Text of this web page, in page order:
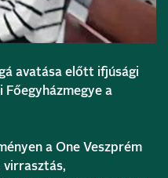
avatása előtt ifjúsági
a
a One Veszprém
virrasztás,